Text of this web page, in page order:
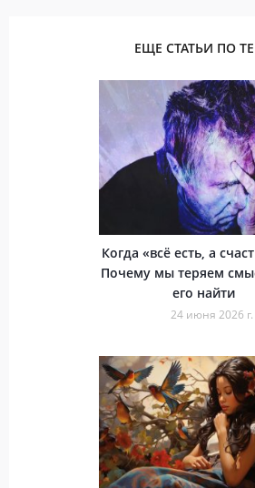
ЕЩЕ СТАТЬИ ПО
Когда «всё есть, а
Почему мы теряем
его найти
24 июня 2026 г.